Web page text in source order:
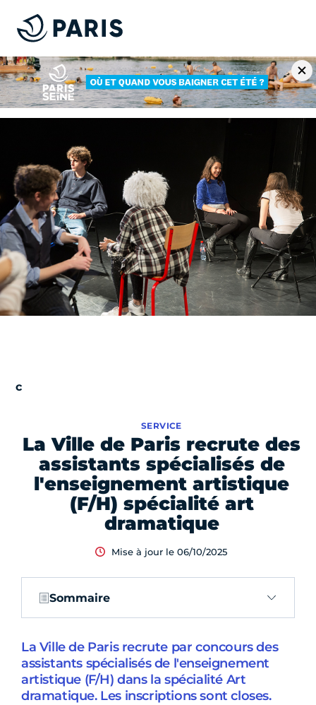
La Ville de Paris recrute des
assistants spécialisés de
l'enseignement artistique
(F/H) spécialité art
dramatique
SERVICE
Mise à jour le 06/10/2025
Sommaire
La Ville de Paris recrute par concours des
assistants spécialisés de l'enseignement
artistique (F/H) dans la spécialité Art
dramatique. Les inscriptions sont closes.